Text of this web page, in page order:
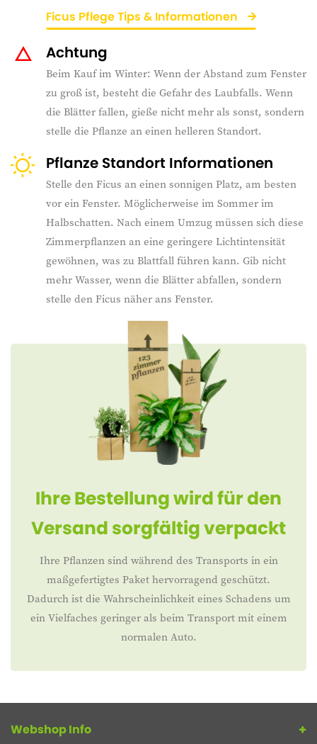
Ficus Pflege Tips & Informationen
Achtung
Beim Kauf im Winter: Wenn der Abstand zum Fenster
zu groß ist, besteht die Gefahr des Laubfalls. Wenn
die Blätter fallen, gieße nicht mehr als sonst, sondern
stelle die Pflanze an einen helleren Standort.
Pflanze Standort Informationen
Stelle den Ficus an einen sonnigen Platz, am besten
vor ein Fenster. Möglicherweise im Sommer im
Halbschatten. Nach einem Umzug müssen sich diese
Zimmerpflanzen an eine geringere Lichtintensität
gewöhnen, was zu Blattfall führen kann. Gib nicht
mehr Wasser, wenn die Blätter abfallen, sondern
stelle den Ficus näher ans Fenster.
Ihre Bestellung wird für den
Versand sorgfältig verpackt
Ihre Pflanzen sind während des Transports in ein
maßgefertigtes Paket hervorragend geschützt.
Dadurch ist die Wahrscheinlichkeit eines Schadens um
ein Vielfaches geringer als beim Transport mit einem
normalen Auto.
Webshop Info